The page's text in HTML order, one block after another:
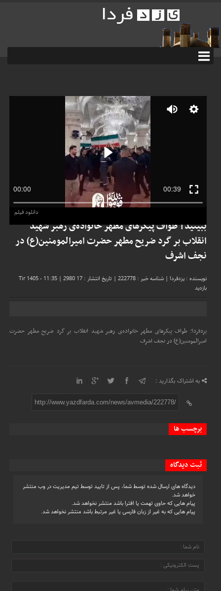
دانلود فیلم
ببینید| طواف پیکرهای مطهر خانواده‌ی رهبر شهید
انقلاب بر گرد ضریح مطهر حضرت امیرالمومنین(ع) در
نجف اشرف
نویسنده : یزدفردا |شناسه خبر : 222778 | تاریخ انتشار : 17 Tir 1405 - 11:35 | 2980
بازدید
یزدفردا؛ طواف پیکرهای مطهر خانواده‌ی رهبر شهید انقلاب بر گرد ضریح مطهر حضرت
امیرالمومنین(ع) در نجف اشرف
به اشتراک بگذارید :
http://www.yazdfarda.com/news/avmedia/222778/
برچسب ها
ثبت دیدگاه
دیدگاه های ارسال شده توسط شما، پس از تایید توسط تیم مدیریت در وب منتشر
خواهد شد.
پیام هایی که حاوی تهمت یا افترا باشد منتشر نخواهد شد.
پیام هایی که به غیر از زبان فارسی یا غیر مرتبط باشد منتشر نخواهد شد.